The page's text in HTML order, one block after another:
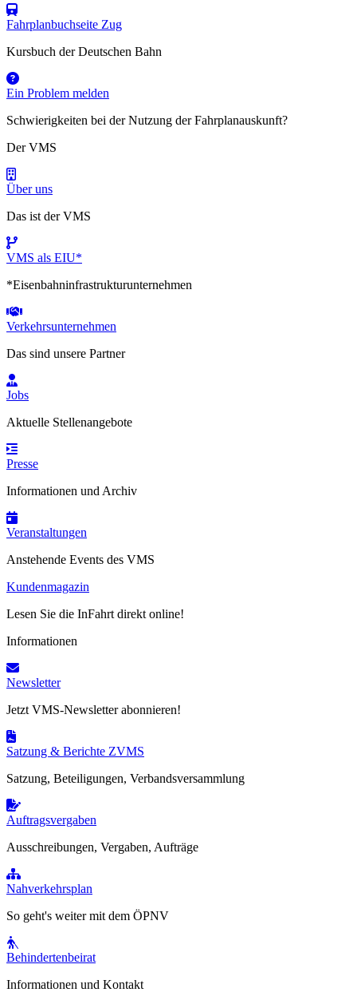
Fahrplanbuchseite Zug
Kursbuch der Deutschen Bahn
Ein Problem melden
Schwierigkeiten bei der Nutzung der Fahrplanauskunft?
Der VMS
Über uns
Das ist der VMS
VMS als EIU*
*Eisenbahninfrastrukturunternehmen
Verkehrsunternehmen
Das sind unsere Partner
Jobs
Aktuelle Stellenangebote
Presse
Informationen und Archiv
Veranstaltungen
Anstehende Events des VMS
Kundenmagazin
Lesen Sie die InFahrt direkt online!
Informationen
Newsletter
Jetzt VMS-Newsletter abonnieren!
Satzung & Berichte ZVMS
Satzung, Beteiligungen, Verbandsversammlung
Auftragsvergaben
Ausschreibungen, Vergaben, Aufträge
Nahverkehrsplan
So geht's weiter mit dem ÖPNV
Behindertenbeirat
Informationen und Kontakt